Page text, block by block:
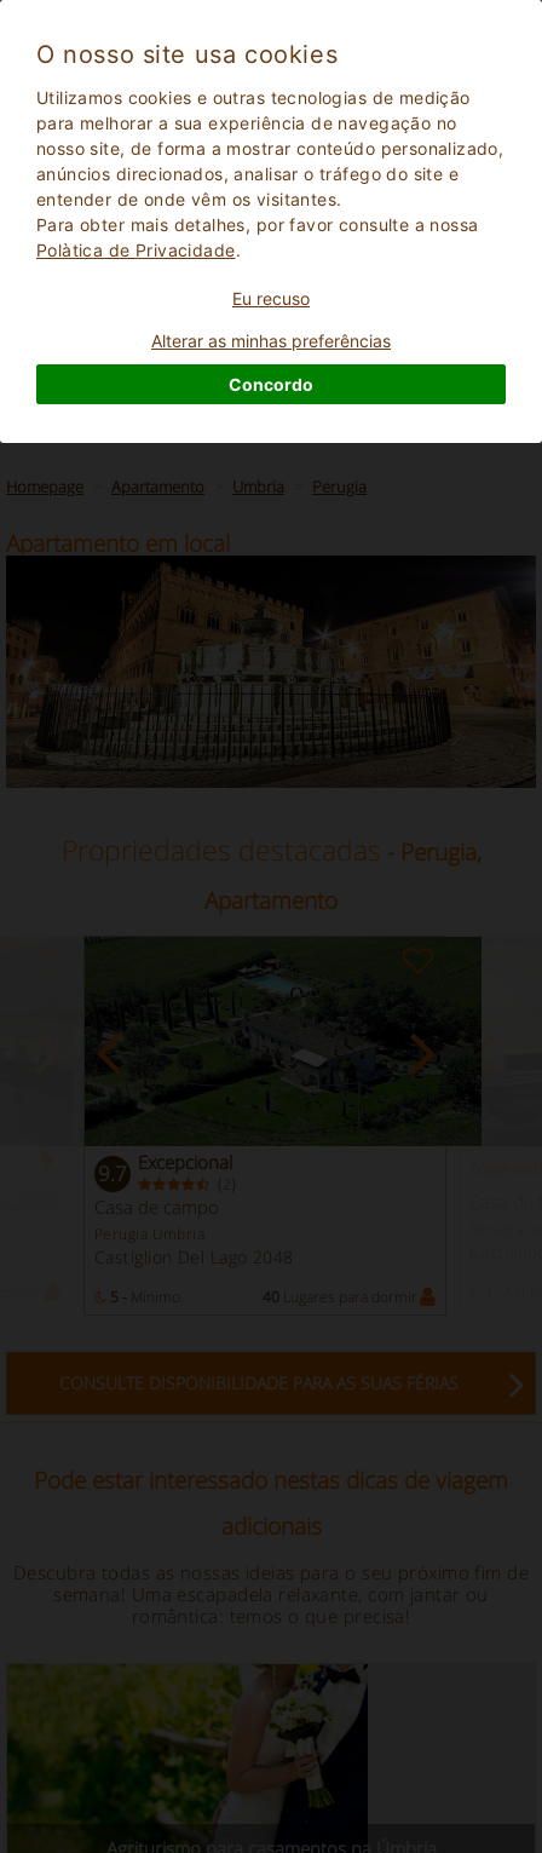
O nosso site usa cookies
Utilizamos cookies e outras tecnologias de medição
para melhorar a sua experiência de navegação no
nosso site, de forma a mostrar conteúdo personalizado,
anúncios direcionados, analisar o tráfego do site e
entender de onde vêm os visitantes.
Para obter mais detalhes, por favor consulte a nossa
Polà­tica de Privacidade.
Eu recuso
Alterar as minhas preferências
Concordo
Homepage Apartamento Umbria Perugia
Apartamento em local
Propriedades destacadas - Perugia,
Apartamento
9.7 Excepcional
(2 )
Casa de campo
Perugia Umbria
Castiglion Del Lago 2048
5 - Mínimo 40 Lugares para dormir
CONSULTE DISPONIBILIDADE PARA AS SUAS FÉRIAS
Pode estar interessado nestas dicas de viagem
adicionais
Descubra todas as nossas ideias para o seu próximo fim de
semana! Uma escapadela relaxante, com jantar ou
romântica: temos o que precisa!